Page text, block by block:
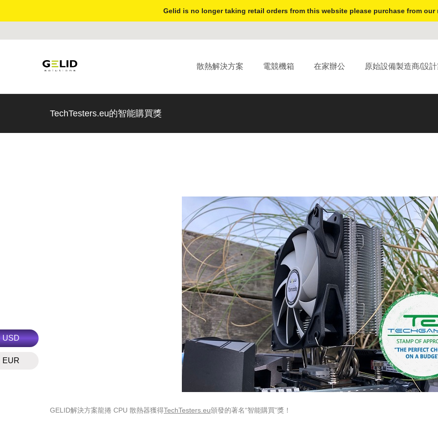
USD
EUR
Gelid is no longer taking retail orders from this website please purchase from our
散熱解決方案 電競機箱 在家辦公 原始設備製造商/設
TechTesters.eu的智能購買獎
GELID解決方案龍捲 CPU 散熱器獲得TechTesters.eu頒發的著名“智能購買”獎！